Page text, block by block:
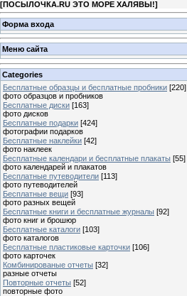
[ПОСЫЛОЧКА.RU ЭТО МОРЕ ХАЛЯВЫ!]
Форма входа
Меню сайта
Categories
Бесплатные образцы и бесплатные пробники [220]
фото образцов и пробников
Бесплатные диски [163]
фото дисков
Бесплатные подарки [424]
фотографии подарков
Бесплатные наклейки [42]
фото наклеек
Бесплатные календари и бесплатные плакаты [55]
фото календарей и плакатов
Бесплатные путеводители [113]
фото путеводителей
Бесплатные вещи [93]
фото разных вещей
Бесплатные книги и бесплатные журналы [92]
фото книг и брошюр
Бесплатные каталоги [103]
фото каталогов
Бесплатные пластиковые карточки [106]
фото карточек
Комбинированые отчеты [32]
разные отчеты
Повторные отчеты [52]
повторные фото